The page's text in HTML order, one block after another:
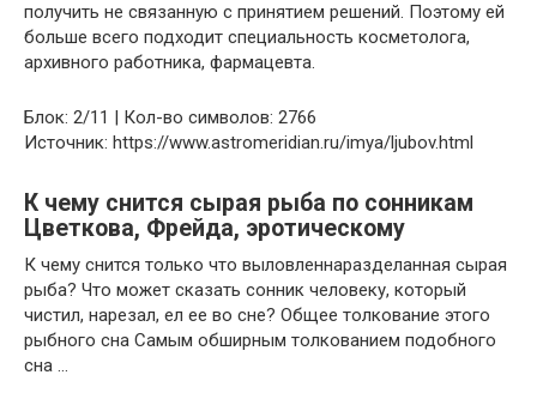
получить не связанную с принятием решений. Поэтому ей
больше всего подходит специальность косметолога,
архивного работника, фармацевта.
Блок: 2/11 | Кол-во символов: 2766
Источник: https://www.astromeridian.ru/imya/ljubov.html
К чему снится сырая рыба по сонникам
Цветкова, Фрейда, эротическому
К чему снится только что выловленнаразделанная сырая
рыба? Что может сказать сонник человеку, который
чистил, нарезал, ел ее во сне? Общее толкование этого
рыбного сна Самым обширным толкованием подобного
сна …